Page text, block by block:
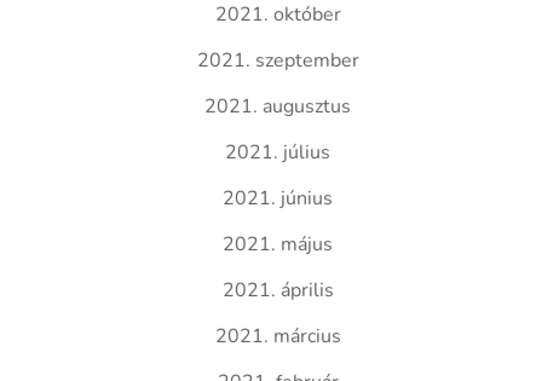
2021. október
2021. szeptember
2021. augusztus
2021. július
2021. június
2021. május
2021. április
2021. március